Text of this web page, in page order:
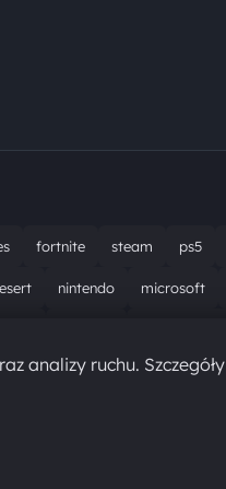
fortnite steam ps5
nintendo microsoft
analizy ruchu. Szczegóły